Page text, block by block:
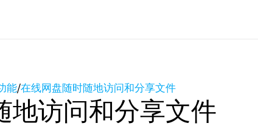
能/在线网盘随时随地访问和分享文件
地访问和分享文件